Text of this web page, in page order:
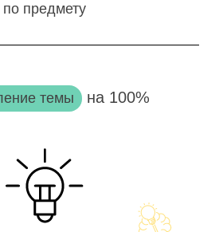
по предмету
темы на 100%